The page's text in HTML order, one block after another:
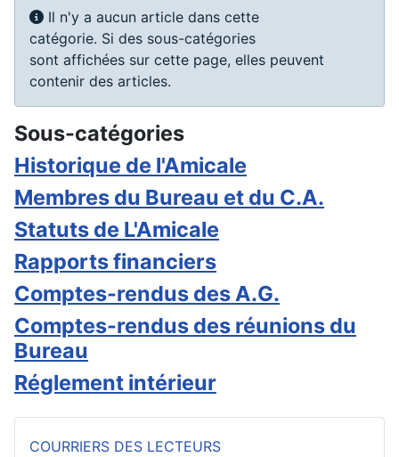
COURRIERS DES LECTEURS
Info
Il n'y a aucun article dans cette
catégorie. Si des sous-catégories
sont affichées sur cette page, elles peuvent
contenir des articles.
Sous-catégories
Historique de l'Amicale
Membres du Bureau et du C.A.
Statuts de L'Amicale
Rapports financiers
Comptes-rendus des A.G.
Comptes-rendus des réunions du
Bureau
Réglement intérieur